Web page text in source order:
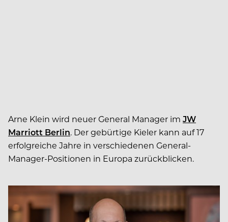
Arne Klein wird neuer General Manager im JW
Marriott Berlin. Der gebürtige Kieler kann auf 17
erfolgreiche Jahre in verschiedenen General-
Manager-Positionen in Europa zurückblicken.